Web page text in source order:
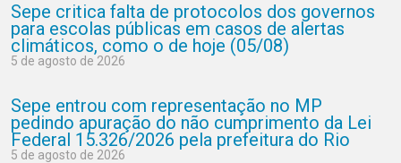
Sepe critica falta de protocolos dos governos
para escolas públicas em casos de alertas
climáticos, como o de hoje (05/08)
5 de agosto de 2026
Sepe entrou com representação no MP
pedindo apuração do não cumprimento da Lei
Federal 15.326/2026 pela prefeitura do Rio
5 de agosto de 2026